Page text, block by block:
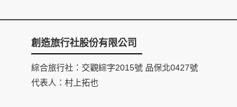
創造旅行社股份有限公司
綜合旅行社：交觀綜字2015號 品保北0427號
代表人：村上拓也